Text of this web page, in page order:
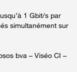
1 Gbit/s par
simultanément sur
bva – Viséo CI –